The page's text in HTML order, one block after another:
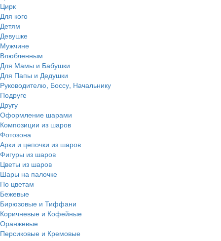
Цирк
Для кого
Детям
Девушке
Мужчине
Влюбленным
Для Мамы и Бабушки
Для Папы и Дедушки
Руководителю, Боссу, Начальнику
Подруге
Другу
Оформление шарами
Композиции из шаров
Фотозона
Арки и цепочки из шаров
Фигуры из шаров
Цветы из шаров
Шары на палочке
По цветам
Бежевые
Бирюзовые и Тиффани
Коричневые и Кофейные
Оранжевые
Персиковые и Кремовые